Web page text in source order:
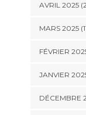
AVRIL 2025
MARS 2025
FÉVRIER
JANVIER
DÉCEMBRE